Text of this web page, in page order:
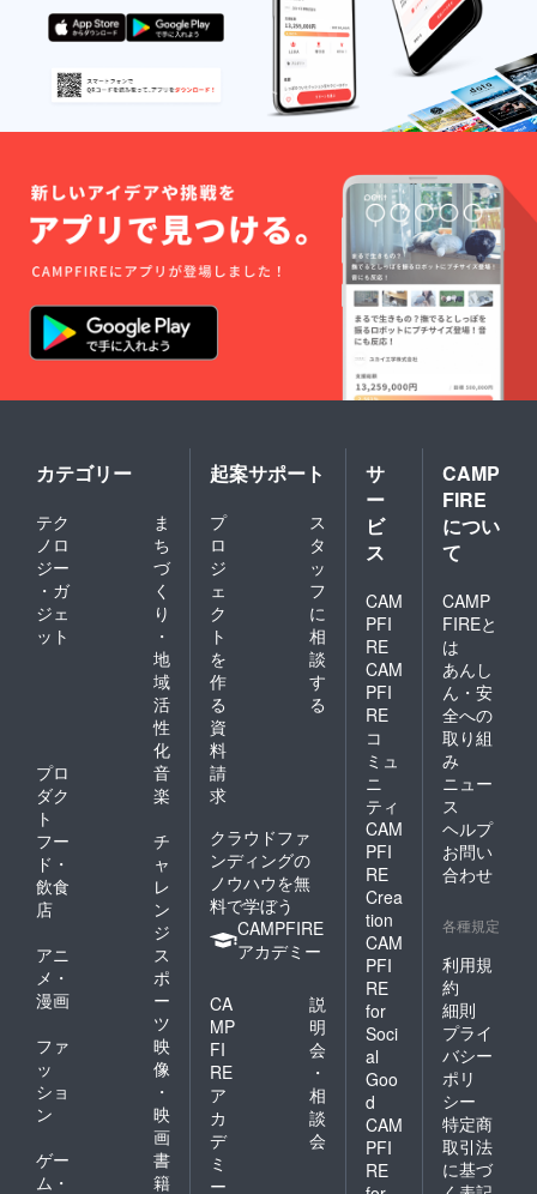
カテゴリー
テク
ノロ
ジー
・ガ
ジェ
ット
ま
ち
づ
く
り
・
地
域
活
性
化
プロ
ダク
ト
音
楽
フー
ド・
飲食
店
チ
ャ
レ
ン
ジ
アニ
メ・
漫画
ス
ポ
ー
ツ
ファ
ッ
ショ
ン
映
像
・
映
画
ゲー
ム・
書
籍
起案サポート
プ
ロ
ジ
ェ
ク
ト
を
作
る
ス
タ
ッ
フ
に
相
談
す
る
資
料
請
求
クラウドファ
ンディングの
ノウハウを無
料で学ぼう
CAMPFIRE
アカデミー
CA
MP
FI
RE
ア
カ
デ
ミ
ー
説
明
会
・
相
談
会
サ
ー
ビ
ス
CAM
PFI
RE
CAM
PFI
RE
コ
ミュ
ニ
ティ
CAM
PFI
RE
Crea
tion
CAM
PFI
RE
for
Soci
al
Goo
d
CAM
PFI
RE
CAMP
FIRE
につい
て
CAMP
FIREと
は
あんし
ん・安
全への
取り組
み
ニュー
ス
ヘルプ
お問い
合わせ
各種規定
利用規
約
細則
プライ
バシー
ポリ
シー
特定商
取引法
に基づ